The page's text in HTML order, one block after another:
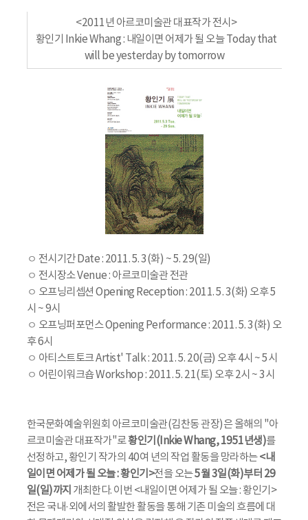
<2011년 아르코미술관 대표작가 전시>
황인기 Inkie Whang : 내일이면 어제가 될 오늘 Today that
will be yesterday by tomorrow
ㅇ 전시기간 Date : 2011. 5. 3(화) ~ 5. 29(일)
ㅇ 전시장소 Venue : 아르코미술관 전관
ㅇ 오프닝리셉션 Opening Reception : 2011. 5. 3(화) 오후 5
시 ~ 9시
ㅇ 오프닝퍼포먼스 Opening Performance : 2011. 5. 3(화) 오
후 6시
ㅇ 아티스트토크 Artist' Talk : 2011. 5. 20(금) 오후 4시 ~ 5시
ㅇ 어린이워크숍 Workshop : 2011. 5. 21(토) 오후 2시 ~ 3시
한국문화예술위원회 아르코미술관(김찬동 관장)은 올해의 "아
르코미술관 대표작가"로황인기(Inkie Whang, 1951년생)를
선정하고, 황인기 작가의 40여 년의 작업 활동을 망라하는<내
일이면 어제가 될 오늘 : 황인기>전을 오는5월 3일(화)부터 29
일(일)까지 개최한다. 이번 <내일이면 어제가 될 오늘 : 황인기>
전은 국내·외에서의 활발한 활동을 통해 기존 미술의 흐름에 대